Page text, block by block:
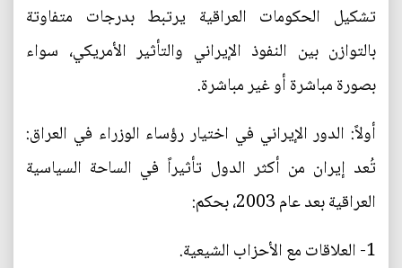
تشكيل الحكومات العراقية يرتبط بدرجات متفاوتة
بالتوازن بين النفوذ الإيراني والتأثير الأمريكي، سواء
بصورة مباشرة أو غير مباشرة.
أولاً: الدور الإيراني في اختيار رؤساء الوزراء في العراق:
تُعد إيران من أكثر الدول تأثيراً في الساحة السياسية
العراقية بعد عام 2003، بحكم:
1- العلاقات مع الأحزاب الشيعية.